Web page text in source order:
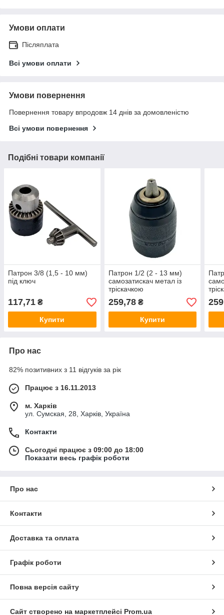
Умови оплати
Післяплата
Всі умови оплати
Умови повернення
Повернення товару впродовж 14 днів за домовленістю
Всі умови повернення
Подібні товари компанії
Патрон 3/8 (1,5 - 10 мм)
під ключ
117,71 ₴
Купити
Патрон 1/2 (2 - 13 мм)
самозатискач метал із
тріскачкою
259,78₴
Купити
Про нас
82% позитивних з 11 відгуків за рік
Працює з 16.11.2013
м. Харків
ул. Сумская, 28, Харків, Україна
Контакти
Сьогодні працює з 09:00 до 18:00
Показати весь графік роботи
Про нас
Контакти
Доставка та оплата
Графік роботи
Повна версія сайту
Сайт створено на маркетплейсі Prom.ua